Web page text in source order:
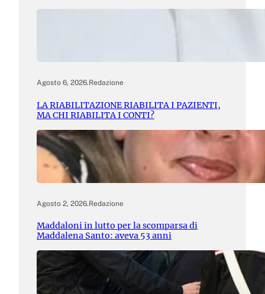
Agosto 6, 2026.Redazione
LA RIABILITAZIONE RIABILITA I PAZIENTI,
MA CHI RIABILITA I CONTI?
Agosto 2, 2026.Redazione
Maddaloni in lutto per la scomparsa di
Maddalena Santo: aveva 53 anni